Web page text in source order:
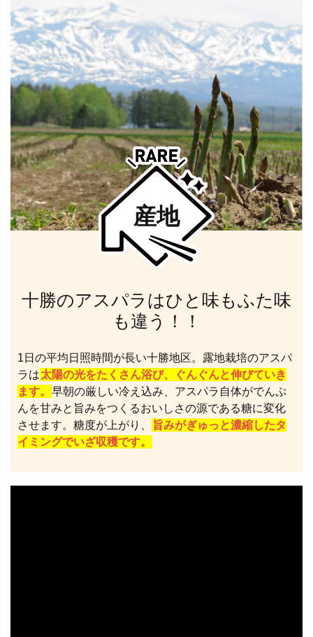
産地
十勝のアスパラはひと味もふた味
も違う！！
1日の平均日照時間が長い十勝地区。露地栽培のアスパ
ラは太陽の光をたくさん浴び、ぐんぐんと伸びていき
ます。 早朝の厳しい冷え込み、アスパラ自体がでんぷ
んを甘みと旨みをつくるおいしさの源である糖に変化
させます。糖度が上がり、
旨みがぎゅっと濃縮したタ
イミングでいざ収穫です。